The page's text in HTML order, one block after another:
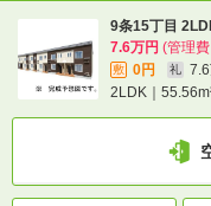
9条15丁目
7.6万円 (管理
敷 0円 礼
2LDK｜